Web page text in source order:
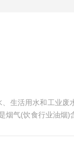
生活用水和工业废
烟气(饮食行业油烟)